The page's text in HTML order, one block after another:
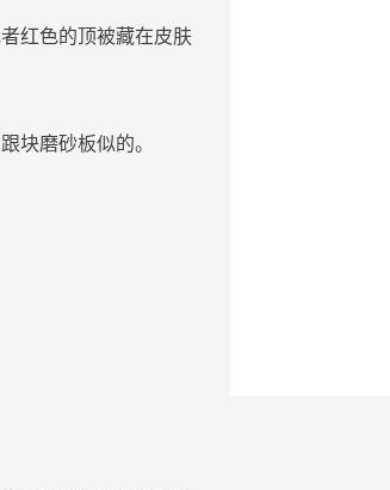
红色的顶被藏在皮肤
块磨砂板似的。